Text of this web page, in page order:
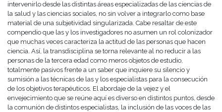
intervenirlo desde las distintas áreas especializadas de las ciencias de
la salud y las ciencias sociales, no sin volver a integrarlo como base
material de una subjetividad singularizada. Cabe resaltar de este
compendio que las y los investigadores no asumen un rol colonizador
que muchas veces caracteriza la actitud de las personas que hacen
ciencia. Así, la transdisciplina se torna relevante al no reducir a las
personas de la tercera edad como meros objetos de estudio,
totalmente pasivos frente a un saber que inquiere su silencio y
sumisión a las técnicas de las y los especialistas para la consecución
de los objetivos terapéuticos. El abordaje de la vejez y el
envejecimiento que se reúne aquí es diverso en distintos puntos, desde
la comunión de distintos especialistas, la inclusión de las voces de las